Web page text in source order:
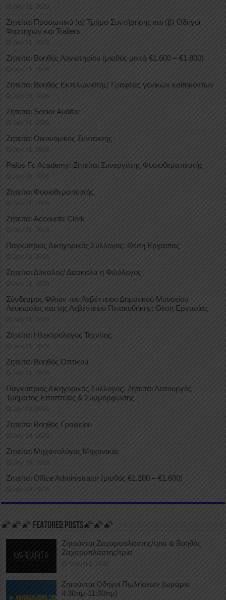
July 31, 2026
Ζητείται Προσωπικό (α) Τμήμα Συντήρησης και (β) Οδηγοί
Φορτηγών και Trailers
July 31, 2026
Ζητείται Βοηθός Λογιστηρίου (μισθός μικτά €1.600 – €1.800)
July 31, 2026
Ζητείται Βοηθός Εκτελωνιστής/ Γραφέας γενικών καθηκόντων
July 31, 2026
Ζητείται Senior Auditor
July 31, 2026
Ζητείται Οικονομικός Συντάκτης
July 31, 2026
Pafos Fc Academy: Ζητείται Συνεργάτης Φυσιοθεραπευτής
July 31, 2026
Ζητείται Φυσιοθεραπευτής
July 31, 2026
Ζητείται Accounts Clerk
July 31, 2026
Παγκύπριος Δικηγορικός Σύλλογος: Θέση Εργασίας
July 31, 2026
Ζητείται Δάκαλος/ Δασκάλα ή Φιλόλογος
July 31, 2026
Σύνδεσμος Φίλων του Λεβέντειου Δημοτικού Μουσείου
Λευκωσίας και της Λεβέντειου Πινακοθήκης: Θέση Εργασίας
July 31, 2026
Ζητείται Ηλεκτρολόγος Τεχνίτης
July 31, 2026
Ζητείται Βοηθός Οπτικού
July 31, 2026
Παγκύπριος Δικηγορικός Σύλλογος: Ζητείται Λειτουργός
Τμήματος Εποπτείας & Συμμόρφωσης
July 31, 2026
Ζητείται Βοηθός Γραφείου
July 30, 2026
Ζητείται Μηχανολόγος Μηχανικός
July 30, 2026
Ζητείται Office Administrator (μισθός €1.200 – €1.600)
July 30, 2026
🌠🌠🌠 FEATURED POSTS🌠🌠🌠
Ζητούνται Ζαχαροπλάστης/τρια & Βοηθός
Ζαχαροπλάστης/τρια
August 1, 2026
Ζητούνται Οδηγοί Πωλήσεων (ωράριο
4:30πμ-11:00πμ)